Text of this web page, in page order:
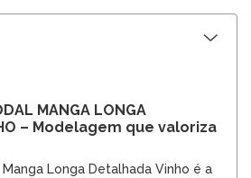
MANGA LONGA
– Modelagem que valoriza
Longa Detalhada Vinho é a